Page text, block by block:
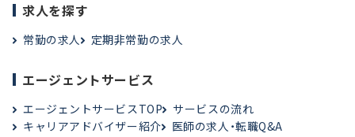
求人を探す
常勤の求人 定期非常勤の求人
エージェントサービス
エージェントサービスTOP
サービスの流れ
キャリアアドバイザー紹介
医師の求人・転職Q&A